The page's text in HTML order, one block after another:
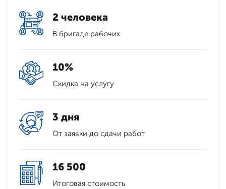
2 человека
В бригаде рабочих
10%
Скидка на услугу
3 дня
От заявки до сдачи работ
16 500
Итоговая стоимость